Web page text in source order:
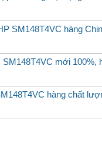
SM148T4VC hàng
mới
hàng chất